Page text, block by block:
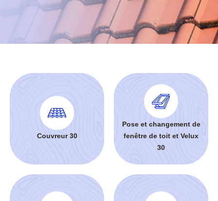
Couvreur 30
Pose et changement de
fenêtre de toit et Velux
30